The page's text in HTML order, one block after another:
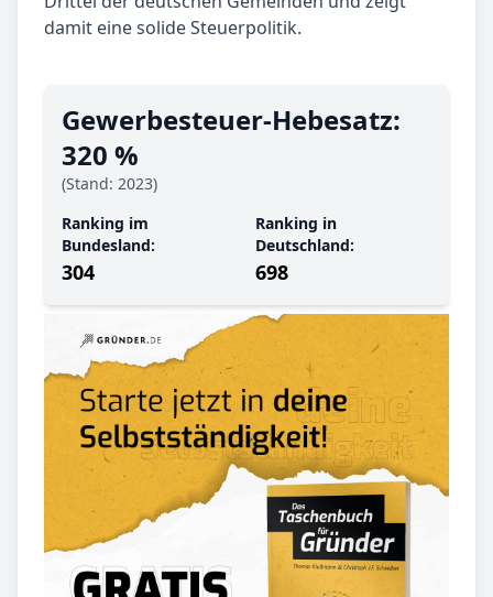
damit eine solide Steuerpolitik.
Gewerbe­steuer-Hebe­satz:
320 %
(Stand: 2023)
Ranking im
Bundesland:
304
Ranking in
Deutschland:
698